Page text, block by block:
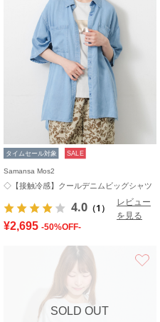
タイムセール対象 SALE
Samansa Mos2
◇【接触冷感】クールデニムビッグシャツ
4.0 （1）
レビュー
を見る
¥2,695 -50%OFF-
SOLD OUT